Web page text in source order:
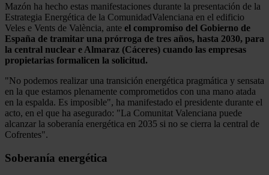
Mazón ha hecho estas manifestaciones durante la presentación de la
Estrategia Energética de la ComunidadValenciana en el edificio
Veles e Vents de València, ante el compromiso del Gobierno de
España de tramitar una prórroga de tres años, hasta 2030, para
la central nuclear e Almaraz (Cáceres) cuando las empresas
propietarias formalicen la solicitud.
"No podemos realizar una transición energética pragmática y sensata
en la que estamos plenamente comprometidos con una mano atada
en la espalda. Es imposible", ha manifestado el presidente durante el
acto, en el que ha asegurado: "La Comunitat Valenciana puede
alcanzar la soberanía energética en 2035 si no se cierra la central de
Cofrentes".
Soberanía energética